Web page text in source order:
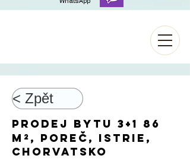
WhatsApp
< Zpět
Prodej bytu 3+1 86
m², Poreč, Istrie,
Chorvatsko